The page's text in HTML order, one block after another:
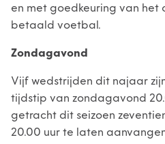
en met goedkeuring van
betaald voetbal.
Zondagavond
Vijf wedstrijden dit najaar
tijdstip van zondagavond
getracht dit seizoen
20.00 uur te laten